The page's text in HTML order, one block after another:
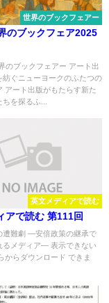
世界のブックフェアー
のブックフェア2025
ブックフェアー アート出
紡ぐニューヨークのふたつの
アート出版がもたらす新た
ちを探るふ...
英文メディアで読む
アで読む 第111回
遭難劇 ―安倍政策の継承で
るメディア― 表示できない
からダウンロード できま